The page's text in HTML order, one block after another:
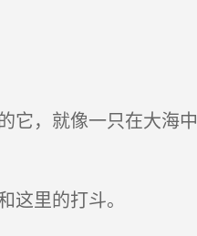
它，就像一只在大海中
里的打斗。